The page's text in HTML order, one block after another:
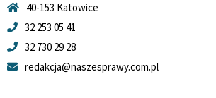
40-153 Katowice
32 253 05 41
32 730 29 28
redakcja@naszesprawy.com.pl